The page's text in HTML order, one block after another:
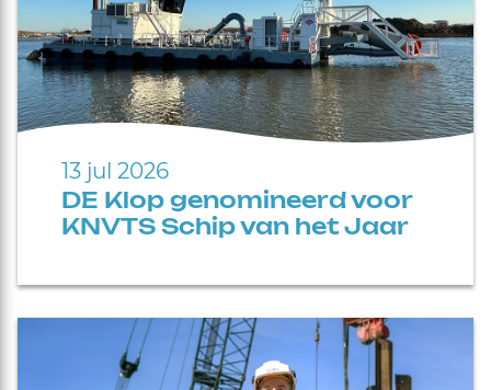
13 jul 2026
DE Klop genomineerd voor
KNVTS Schip van het Jaar